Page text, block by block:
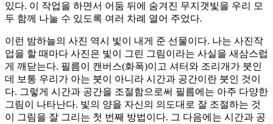
있다. 이 작업을 하면서 어둠 뒤에 숨겨진 무지갯빛을 우리 모
두 함께 나눌 수 있도록 여러 차례 열어 주었다.
이런 밤하늘의 사진 역시 빛이 내게 준 선물이다. 나는 사진작
업을 할 때마다 사진은 빛이 그린 그림이라는 사실을 새삼스럽
게 깨닫는다. 필름이 캔버스(화폭)이고 셔터와 조리개가 붓인
데 보통 우리가 아는 붓이 아니라 시간과 공간이란 붓인 것이
다. 그렇게 시간과 공간을 조절함으로써 필름에는 아주 다양한
그림이 나타난다. 빛의 양을 자신의 의도대로 잘 조절하는 것
이 그림을 잘 그리는 첫 번째 방법이다. 그 다음에는 시간과 공